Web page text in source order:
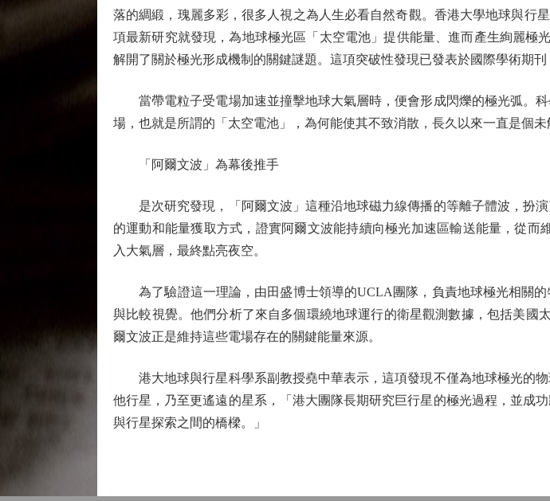
落的綢緞，瑰麗多彩，很多人視之為人生必看自然奇觀。香港大學地球與行
項最新研究就發現，為地球極光區「太空電池」提供能量、進而產生絢麗極
解開了關於極光形成機制的關鍵謎題。這項突破性發現已發表於國際學術期刊
當帶電粒子受電場加速並撞擊地球大氣層時，便會形成閃爍的極光弧。
場，也就是所謂的「太空電池」，為何能使其不致消散，長久以來一直是個未
「阿爾文波」為幕後推手
是次研究發現，「阿爾文波」這種沿地球磁力線傳播的等離子體波，扮
的運動和能量獲取方式，證實阿爾文波能持續向極光加速區輸送能量，從而
入大氣層，最終點亮夜空。
為了驗證這一理論，由田盛博士領導的UCLA團隊，負責地球極光相關的
與比較視覺。他們分析了來自多個環繞地球運行的衛星觀測數據，包括美國
爾文波正是維持這些電場存在的關鍵能量來源。
港大地球與行星科學系副教授堯中華表示，這項發現不僅為地球極光的
他行星，乃至更遙遠的星系，「港大團隊長期研究巨行星的極光過程，並成
與行星探索之間的橋樑。」